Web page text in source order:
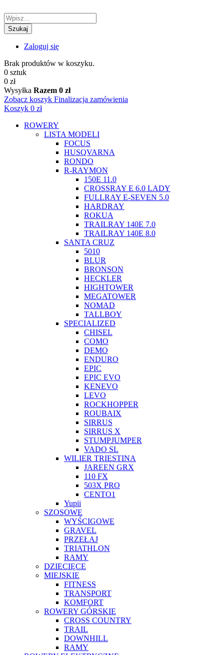
Szukaj
Zaloguj się
Brak produktów w koszyku.
0 sztuk
0 zł
Wysyłka Razem 0 zł
Zobacz koszyk Finalizacja zamówienia
Koszyk 0 zł
ROWERY
LISTA MODELI
FOCUS
HUSQVARNA
RONDO
R-RAYMON
150E 11.0
CROSSRAY E 6.0 LADY
FULLRAY E-SEVEN 5.0
HARDRAY
ROKUA
TRAILRAY 140E 7.0
TRAILRAY 140E 8.0
SANTA CRUZ
5010
BLUR
BRONSON
HECKLER
HIGHTOWER
MEGATOWER
NOMAD
TALLBOY
SPECIALIZED
CHISEL
COMO
DEMO
ENDURO
EPIC
EPIC EVO
KENEVO
LEVO
ROCKHOPPER
ROUBAIX
SIRRUS
SIRRUS X
STUMPJUMPER
VADO SL
WILIER TRIESTINA
JAREEN GRX
110 FX
503X PRO
CENTO1
Yupii
SZOSOWE
WYŚCIGOWE
GRAVEL
PRZEŁAJ
TRIATHLON
RAMY
DZIECIĘCE
MIEJSKIE
FITNESS
TRANSPORT
KOMFORT
ROWERY GÓRSKIE
CROSS COUNTRY
TRAIL
DOWNHILL
RAMY